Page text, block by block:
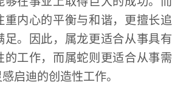
重内心的平衡与和谐，更擅长追
足。因此，属龙更适合从事具有
的工作，而属蛇则更适合从事需
启迪的创造性工作。